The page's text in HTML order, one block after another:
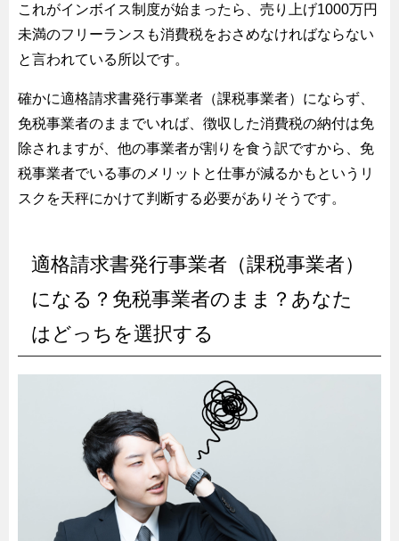
これがインボイス制度が始まったら、売り上げ1000万円
未満のフリーランスも消費税をおさめなければならない
と言われている所以です。
確かに適格請求書発行事業者（課税事業者）にならず、
免税事業者のままでいれば、徴収した消費税の納付は免
除されますが、他の事業者が割りを食う訳ですから、免
税事業者でいる事のメリットと仕事が減るかもというリ
スクを天秤にかけて判断する必要がありそうです。
適格請求書発行事業者（課税事業者）
になる？免税事業者のまま？あなた
はどっちを選択する